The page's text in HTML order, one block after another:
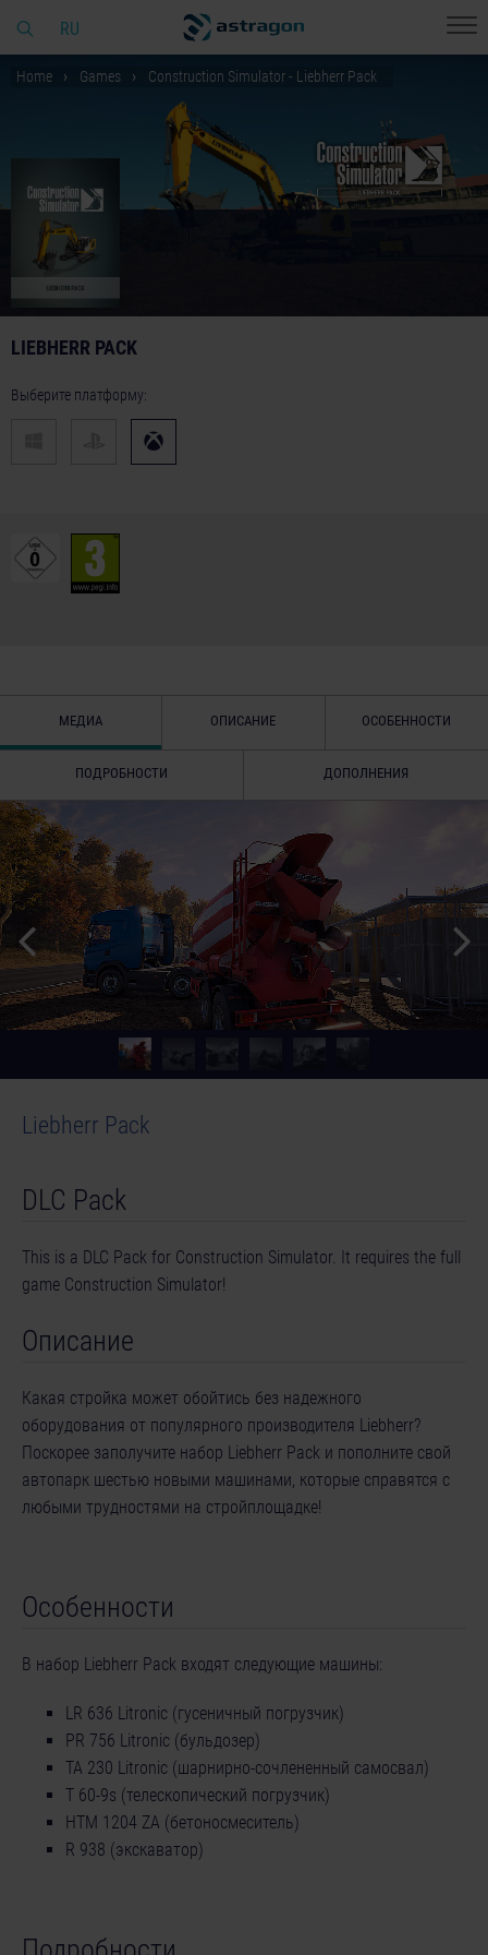
RU
Home Games Construction Simulator - Liebherr Pack
LIEBHERR PACK
Выберите платформу:
МЕДИА ОПИСАНИЕ ОСОБЕННОСТИ
ПОДРОБНОСТИ ДОПОЛНЕНИЯ
Liebherr Pack
DLC Pack
This is a DLC Pack for Construction Simulator. It requires the full
game Construction Simulator!
Описание
Какая стройка может обойтись без надежного
оборудования от популярного производителя Liebherr?
Поскорее заполучите набор Liebherr Pack и пополните свой
автопарк шестью новыми машинами, которые справятся с
любыми трудностями на стройплощадке!
Особенности
В набор Liebherr Pack входят следующие машины:
LR 636 Litronic (гусеничный погрузчик)
PR 756 Litronic (бульдозер)
TA 230 Litronic (шарнирно-сочлененный самосвал)
T 60-9s (телескопический погрузчик)
HTM 1204 ZA (бетоносмеситель)
R 938 (экскаватор)